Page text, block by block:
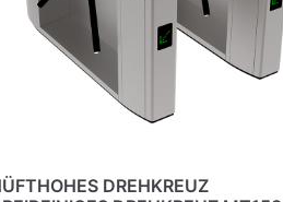
DREHKREUZ